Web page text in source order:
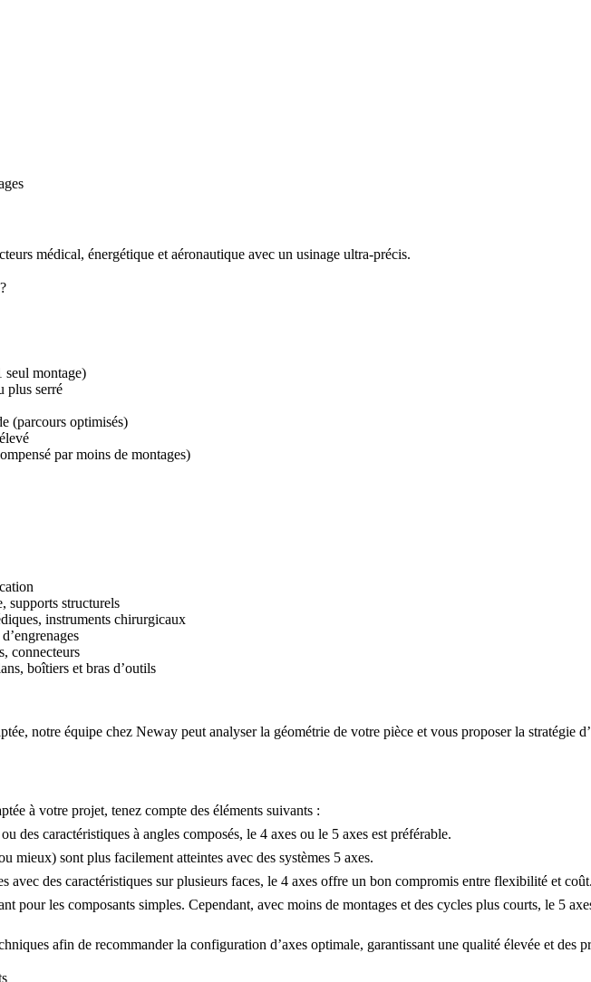
médical, énergétique et aéronautique avec un usinage ultra-précis.
seul montage)
plus serré
(parcours optimisés)
par moins de montages)
supports structurels
instruments chirurgicaux
connecteurs
boîtiers et bras d’outils
notre équipe chez Neway peut analyser la géométrie de votre pièce et vous proposer la stratégie
à votre projet, tenez compte des éléments suivants :
des caractéristiques à angles composés, le 4 axes ou le 5 axes est préférable.
mieux) sont plus facilement atteintes avec des systèmes 5 axes.
avec des caractéristiques sur plusieurs faces, le 4 axes offre un bon compromis entre flexibilité et coût.
pour les composants simples. Cependant, avec moins de montages et des cycles plus courts, le 5
afin de recommander la configuration d’axes optimale, garantissant une qualité élevée et des